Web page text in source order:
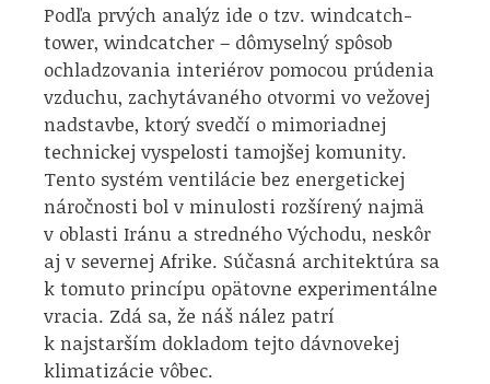
Podľa prvých analýz ide o tzv. windcatch-
tower, windcatcher – dômyselný spôsob
ochladzovania interiérov pomocou prúdenia
vzduchu, zachytávaného otvormi vo vežovej
nadstavbe, ktorý svedčí o mimoriadnej
technickej vyspelosti tamojšej komunity.
Tento systém ventilácie bez energetickej
náročnosti bol v minulosti rozšírený najmä
v oblasti Iránu a stredného Východu, neskôr
aj v severnej Afrike. Súčasná architektúra sa
k tomuto princípu opätovne experimentálne
vracia. Zdá sa, že náš nález patrí
k najstarším dokladom tejto dávnovekej
klimatizácie vôbec.